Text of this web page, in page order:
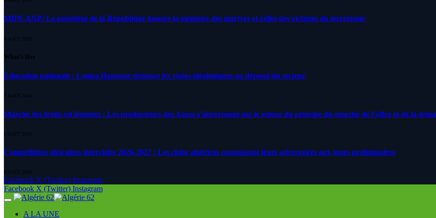
MDN-ANP: Le président de la République honore la mémoire des martyrs et celles des victimes du terrorisme
4 AOÛT 2026
What's Hot
Education nationale : Louisa Hanoune dénonce les visées idéologiques au dépend du secteur
7 AOÛT 2026
Marché des fruits est légumes : Les producteurs des Aures s’interrogent sur le retour du principe du marché de l’offre et de la
6 AOÛT 2026
Compétitions africaines interclubs 2026-2027 : Les clubs algériens connaissent leurs adversaires aux tours préliminaires
6 AOÛT 2026
Facebook X (Twitter) Instagram
Facebook X (Twitter) Instagram
A LA UNE